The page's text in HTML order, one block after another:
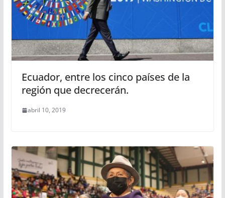
Ecuador, entre los cinco países de la
región que decrecerán.
abril 10, 2019